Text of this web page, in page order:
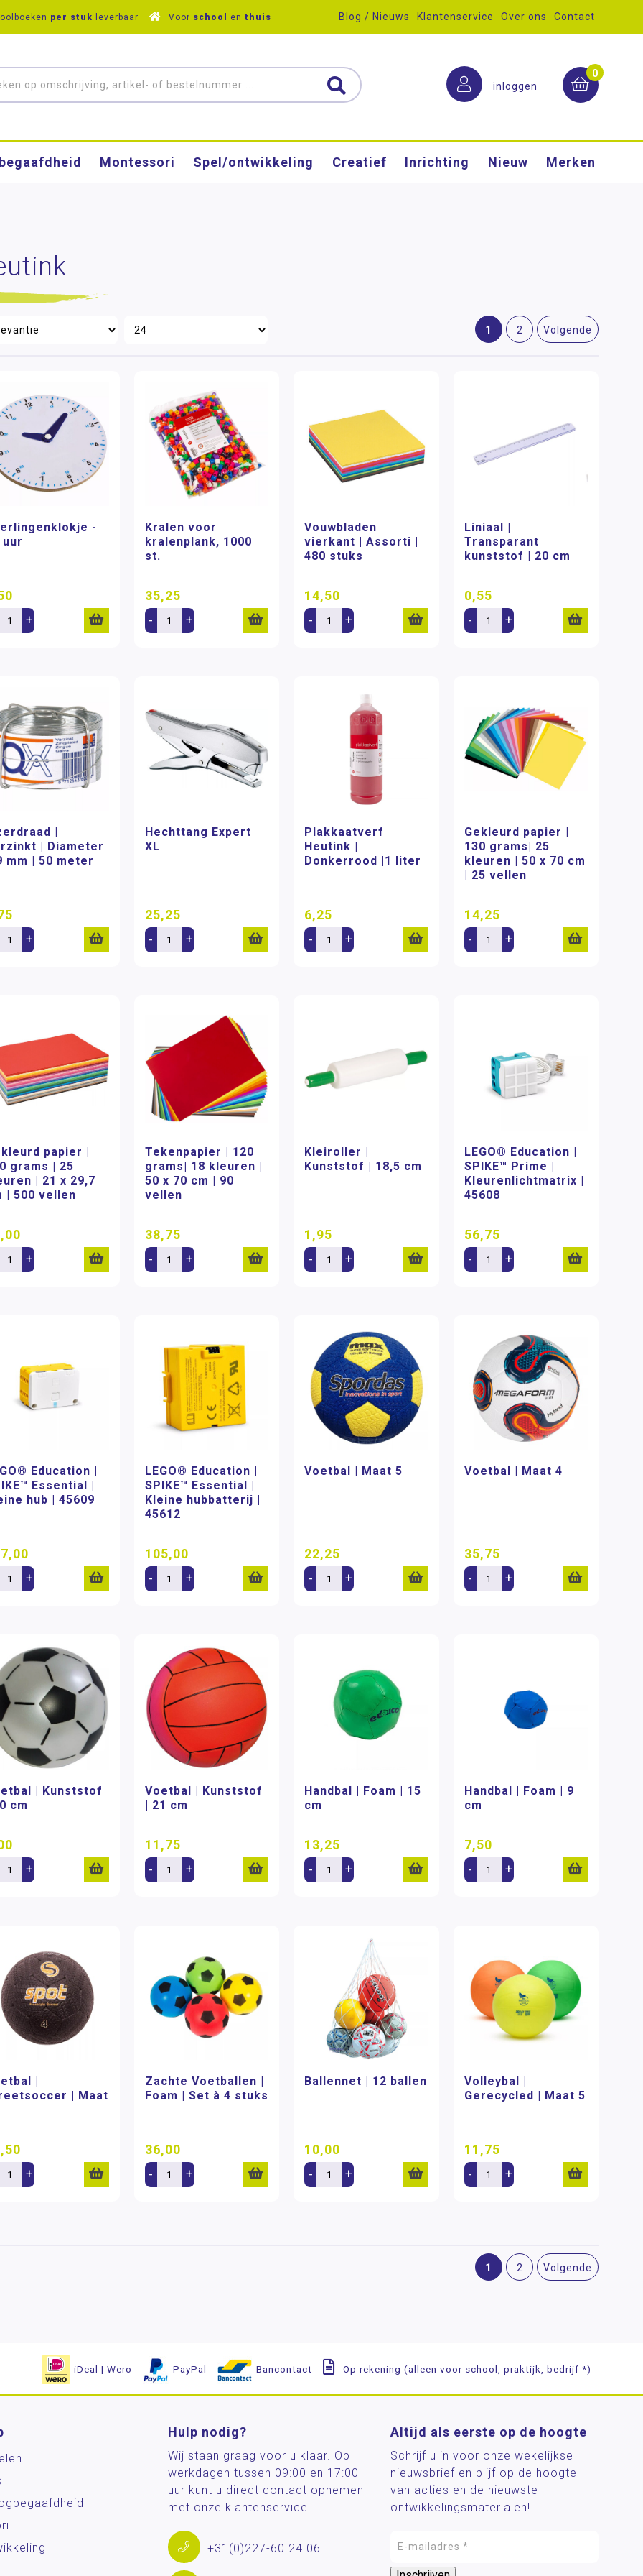
per stuk leverbaar Voor school en thuis Blog / Nieuws Klantenservice Over ons Contact
inloggen
0
Montessori Spel/ontwikkeling Creatief Inrichting Nieuw Merken
1 2 Volgende
-
uur
+
Kralen voor
kralenplank, 1000
st.
35,25
- +
Vouwbladen
vierkant | Assorti |
480 stuks
14,50
- +
Liniaal |
Transparant
kunststof | 20 cm
0,55
- +
|
| Diameter
mm | 50 meter
+
Hechttang Expert
XL
25,25
- +
Plakkaatverf
Heutink |
Donkerrood |1 liter
6,25
- +
Gekleurd papier |
130 grams| 25
kleuren | 50 x 70 cm
| 25 vellen
14,25
- +
papier |
grams | 25
| 21 x 29,7
| 500 vellen
+
Tekenpapier | 120
grams| 18 kleuren |
50 x 70 cm | 90
vellen
38,75
- +
Kleiroller |
Kunststof | 18,5 cm
1,95
- +
LEGO® Education |
SPIKE™ Prime |
Kleurenlichtmatrix |
45608
56,75
- +
Education |
Essential |
hub | 45609
+
LEGO® Education |
SPIKE™ Essential |
Kleine hubbatterij |
45612
105,00
- +
Voetbal | Maat 5
22,25
- +
Voetbal | Maat 4
35,75
- +
| Kunststof
cm
+
Voetbal | Kunststof
| 21 cm
11,75
- +
Handbal | Foam | 15
cm
13,25
- +
Handbal | Foam | 9
cm
7,50
- +
|
| Maat
+
Zachte Voetballen |
Foam | Set à 4 stuks
36,00
- +
Ballennet | 12 ballen
10,00
- +
Volleybal |
Gerecycled | Maat 5
11,75
- +
1 2 Volgende
iDeal | Wero PayPal Bancontact Op rekening (alleen voor school, praktijk, bedrijf *)
Hulp nodig?
Wij staan graag voor u klaar. Op
werkdagen tussen 09:00 en 17:00
uur kunt u direct contact opnemen
met onze klantenservice.
+31(0)227-60 24 06
Altijd als eerste op de hoogte
Schrijf u in voor onze wekelijkse
nieuwsbrief en blijf op de hoogte
van acties en de nieuwste
ontwikkelingsmaterialen!